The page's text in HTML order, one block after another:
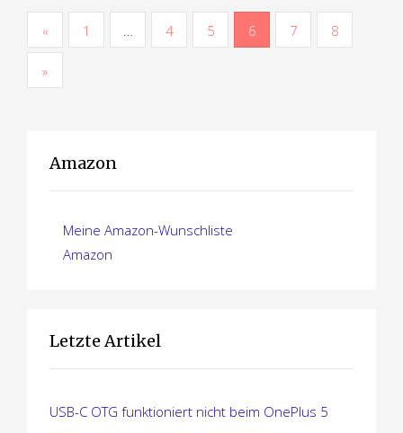
e
i
m
« 1 … 4 5 6 7 8
»
Amazon
Meine Amazon-Wunschliste
Amazon
Letzte Artikel
USB-C OTG funktioniert nicht beim OnePlus 5